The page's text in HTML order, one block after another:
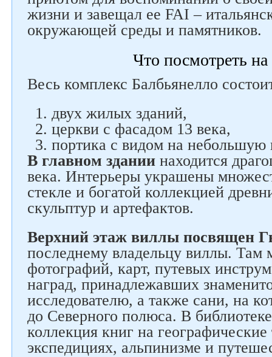
жизни и завещал ее FAI –
окружающей среды и памятников.
Что посмотреть на
Весь комплекс Балбьянелло
двух жилых зданий,
церкви с фасадом 13 века,
портика с видом на небольшую
В главном здании находится
века. Интерьеры украшены
стекле и богатой коллекцией
скульптур и артефактов.
Верхний этаж виллы посвящен
последнему владельцу виллы. Там
фотографий, карт, путевых
наград, принадлежавших
исследователю, а также сани, на
до Северного полюса. В
коллекция книг на
экспедициях, альпинизме и
Следите за нами в соцсетях